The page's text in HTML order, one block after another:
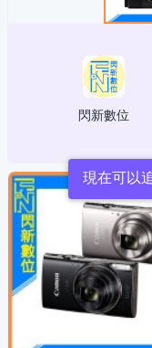
閃新數位
現在可以